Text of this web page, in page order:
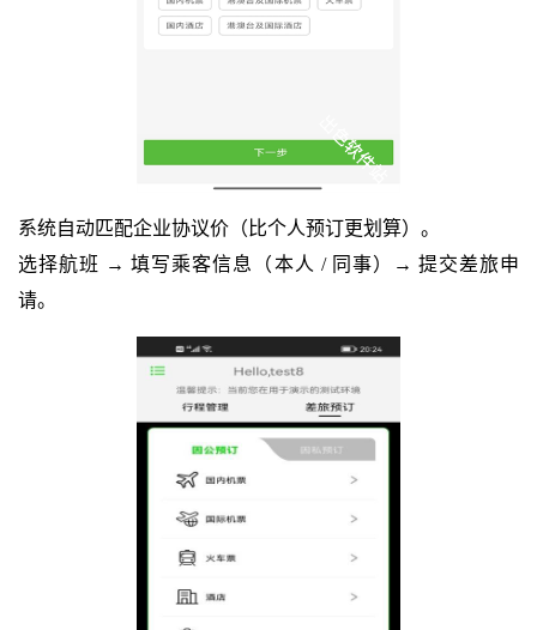
系统自动匹配企业协议价（比个人预订更划算）。
选择航班 → 填写乘客信息（本人 / 同事）→ 提交差旅申
请。